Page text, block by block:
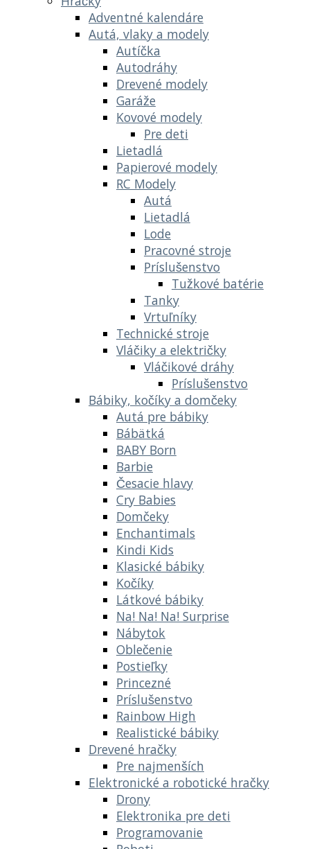
Adventné kalendáre
Autá, vlaky a modely
Autíčka
Autodráhy
Drevené modely
Garáže
Kovové modely
Pre deti
Lietadlá
Papierové modely
RC Modely
Autá
Lietadlá
Lode
Pracovné stroje
Príslušenstvo
Tužkové batérie
Tanky
Vrtuľníky
Technické stroje
Vláčiky a električky
Vláčikové dráhy
Príslušenstvo
Bábiky, kočíky a domčeky
Autá pre bábiky
Bábätká
BABY Born
Barbie
Česacie hlavy
Cry Babies
Domčeky
Enchantimals
Kindi Kids
Klasické bábiky
Kočíky
Látkové bábiky
Na! Na! Na! Surprise
Nábytok
Oblečenie
Postieľky
Princezné
Príslušenstvo
Rainbow High
Realistické bábiky
Drevené hračky
Pre najmenších
Elektronické a robotické hračky
Drony
Elektronika pre deti
Programovanie